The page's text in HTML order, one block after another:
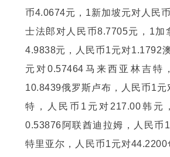
币4.0674元，1新加坡元对人民
士法郎对人民币8.7705元，1加
4.9838元，人民币1元对1.1792
元对0.57464马来西亚林吉特
10.8439俄罗斯卢布，人民币1元
特，人民币1元对217.00韩元
0.53876阿联酋迪拉姆，人民币
特里亚尔，人民币1元对44.2200